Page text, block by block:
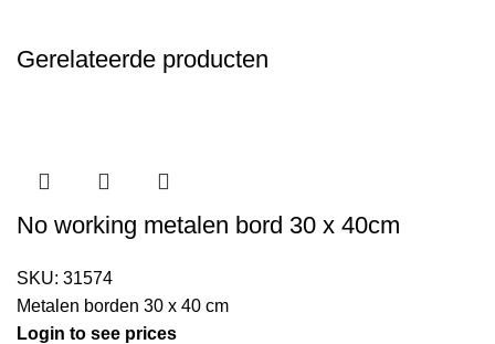
Gerelateerde producten
No working metalen bord 30 x 40cm
SKU: 31574
Metalen borden 30 x 40 cm
Login to see prices